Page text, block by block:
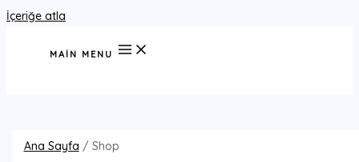
İçeriğe atla
MAIN MENU
Ana Sayfa / Shop